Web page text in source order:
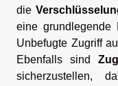
die
eine grundlegende
Unbefugte Zugriff
Ebenfalls sind
sicherzustellen,